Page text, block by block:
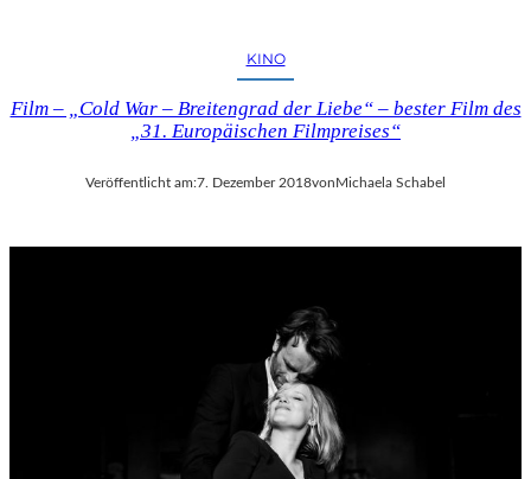
KINO
Film – „Cold War – Breitengrad der Liebe“ – bester Film des
„31. Europäischen Filmpreises“
Veröffentlicht am:7. Dezember 2018vonMichaela Schabel